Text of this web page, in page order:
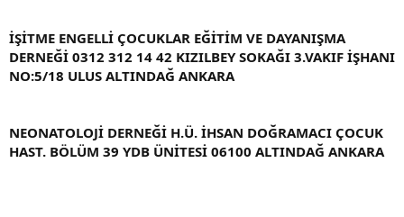
İŞİTME ENGELLİ ÇOCUKLAR EĞİTİM VE DAYANIŞMA
DERNEĞİ 0312 312 14 42 KIZILBEY SOKAĞI 3.VAKIF İŞHANI
NO:5/18 ULUS ALTINDAĞ ANKARA
NEONATOLOJİ DERNEĞİ H.Ü. İHSAN DOĞRAMACI ÇOCUK
HAST. BÖLÜM 39 YDB ÜNİTESİ 06100 ALTINDAĞ ANKARA